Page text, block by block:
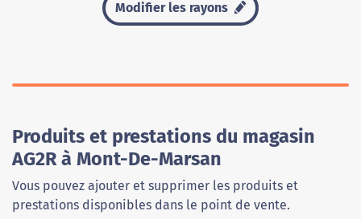
Modifier les rayons
Produits et prestations du magasin
AG2R à Mont-De-Marsan
Vous pouvez ajouter et supprimer les produits et
prestations disponibles dans le point de vente.